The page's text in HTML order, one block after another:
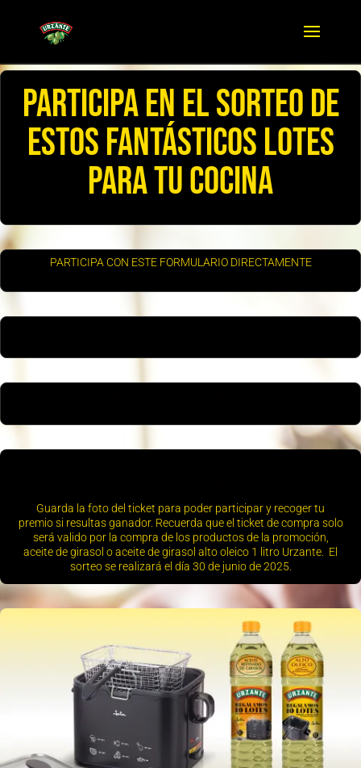
PARTICIPA EN EL SORTEO DE
ESTOS FANTÁSTICOS LOTES
PARA TU COCINA
PARTICIPA CON ESTE FORMULARIO DIRECTAMENTE
Guarda la foto del ticket para poder participar y recoger tu
premio si resultas ganador. Recuerda que el ticket de compra solo
será valido por la compra de los productos de la promoción,
aceite de girasol o aceite de girasol alto oleico 1 litro Urzante. El
sorteo se realizará el día 30 de junio de 2025.